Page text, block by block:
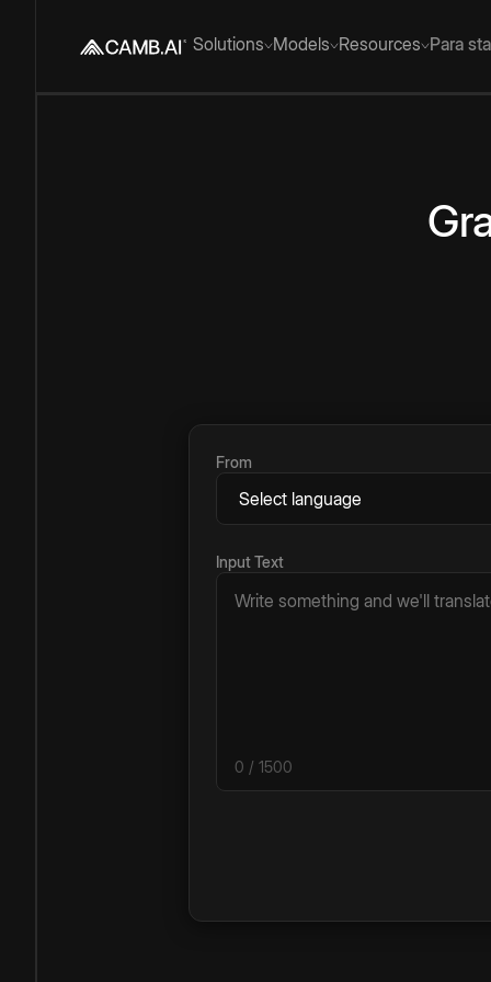
Solutions Models Resources Para
From
Input Text
0 / 1500